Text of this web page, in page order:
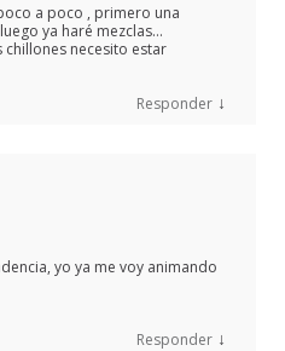
a poco , primero una
ya haré mezclas…
necesito estar
Responder ↓
yo ya me voy animando
Responder ↓